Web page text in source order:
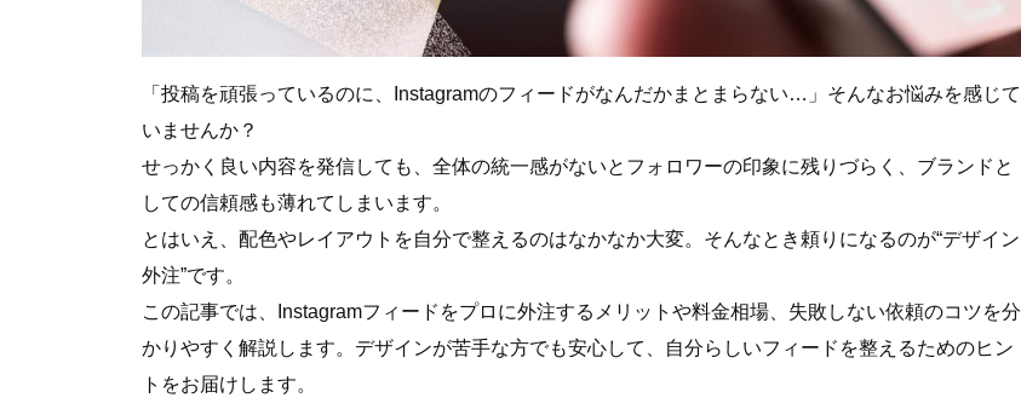
「投稿を頑張っているのに、Instagramのフィードがなんだかまとまらない…」そんなお悩みを感じて
いませんか？
せっかく良い内容を発信しても、全体の統一感がないとフォロワーの印象に残りづらく、ブランドと
しての信頼感も薄れてしまいます。
とはいえ、配色やレイアウトを自分で整えるのはなかなか大変。そんなとき頼りになるのが“デザイン
外注”です。
この記事では、Instagramフィードをプロに外注するメリットや料金相場、失敗しない依頼のコツを分
かりやすく解説します。デザインが苦手な方でも安心して、自分らしいフィードを整えるためのヒン
トをお届けします。